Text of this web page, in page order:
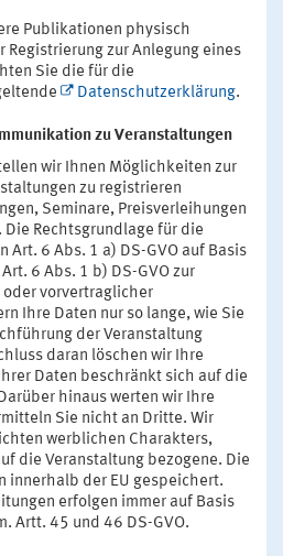
Publikationen physisch
Registrierung zur Anlegung eines
Sie die für die
Datenschutzerklärung.
zu Veranstaltungen
wir Ihnen Möglichkeiten zur
zu registrieren
Seminare, Preisverleihungen
Rechtsgrundlage für die
Art. 6 Abs. 1 a) DS-GVO auf Basis
6 Abs. 1 b) DS-GVO zur
oder vorvertraglicher
Ihre Daten nur so lange, wie Sie
der Veranstaltung
daran löschen wir Ihre
Daten beschränkt sich auf die
hinaus werten wir Ihre
Sie nicht an Dritte. Wir
werblichen Charakters,
die Veranstaltung bezogene. Die
innerhalb der EU gespeichert.
erfolgen immer auf Basis
Artt. 45 und 46 DS-GVO.